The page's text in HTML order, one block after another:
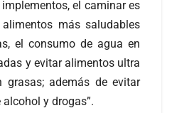
el caminar es
más saludables
el consumo de agua en
y evitar alimentos ultra
grasas; además de evitar
y drogas”.